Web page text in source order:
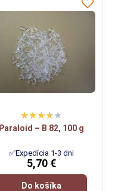
Paraloid – B 82, 100 g
✅Expedícia 1-3 dni
5,70 €
Do košíka